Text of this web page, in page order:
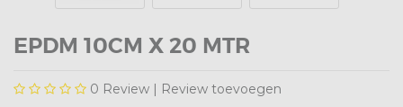
EPDM 10CM X 20 MTR
0 Review | Review toevoegen